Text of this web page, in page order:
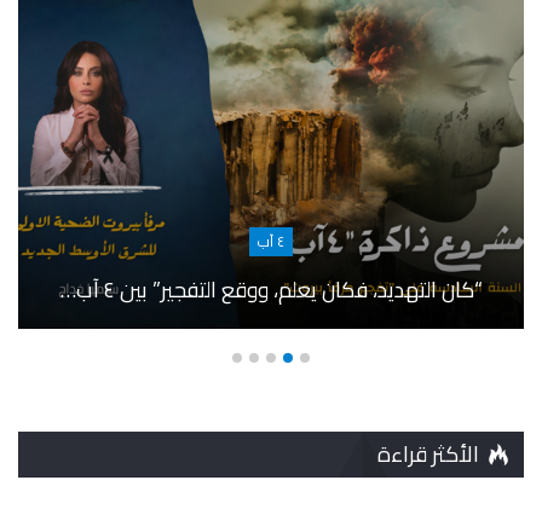
٤ آب
“كان التهديد، فكان يعلم، ووقع التفجير” بين ٤ آب…
الأكثر قراءة